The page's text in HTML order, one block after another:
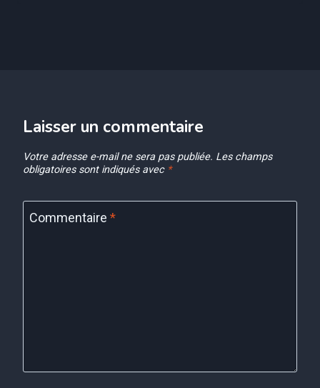
Laisser un commentaire
Votre adresse e-mail ne sera pas publiée. Les champs
obligatoires sont indiqués avec *
Commentaire *